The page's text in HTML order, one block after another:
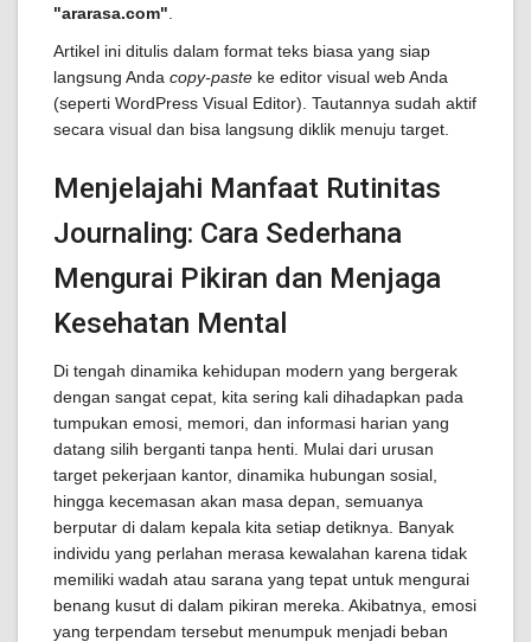
"ararasa.com"
Artikel ini ditulis dalam format teks biasa yang siap
langsung Anda copy-paste ke editor visual web Anda
(seperti WordPress Visual Editor). Tautannya sudah aktif
secara visual dan bisa langsung diklik menuju target.
Menjelajahi Manfaat Rutinitas
Journaling: Cara Sederhana
Mengurai Pikiran dan Menjaga
Kesehatan Mental
Di tengah dinamika kehidupan modern yang bergerak
dengan sangat cepat, kita sering kali dihadapkan pada
tumpukan emosi, memori, dan informasi harian yang
datang silih berganti tanpa henti. Mulai dari urusan
target pekerjaan kantor, dinamika hubungan sosial,
hingga kecemasan akan masa depan, semuanya
berputar di dalam kepala kita setiap detiknya. Banyak
individu yang perlahan merasa kewalahan karena tidak
memiliki wadah atau sarana yang tepat untuk mengurai
benang kusut di dalam pikiran mereka. Akibatnya, emosi
yang terpendam tersebut menumpuk menjadi beban